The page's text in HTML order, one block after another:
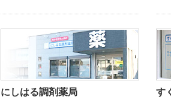
にしはる調剤薬局 す